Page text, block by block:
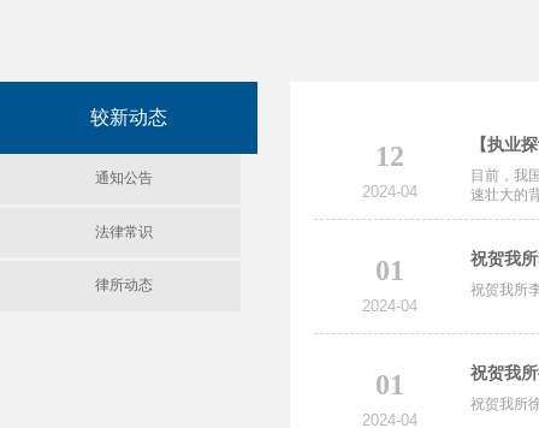
12
2024-04
【执业
目前，我
速壮大的
01
2024-04
祝贺我
祝贺我所
01
2024-04
祝贺我
祝贺我所
较新动态
通知公告
法律常识
律所动态